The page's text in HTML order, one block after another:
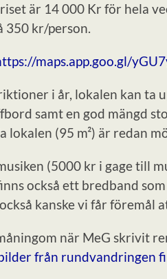
är 14 000 Kr för hela
350 kr/person.
maps.app.goo.gl/
i år, lokalen kan ta
samt en god mängd
lokalen (95 m²) är redan
(5000 kr i gage till
också ett bredband
kanske vi får föremål
när MeG skrivit
från rundvandringen